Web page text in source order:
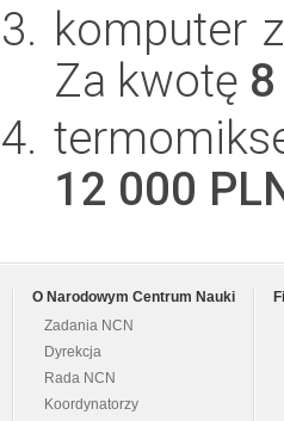
komputer
Za kwotę
12 000
O Narodowym Centrum Nauki
Zadania NCN
Dyrekcja
Rada NCN
Koordynatorzy